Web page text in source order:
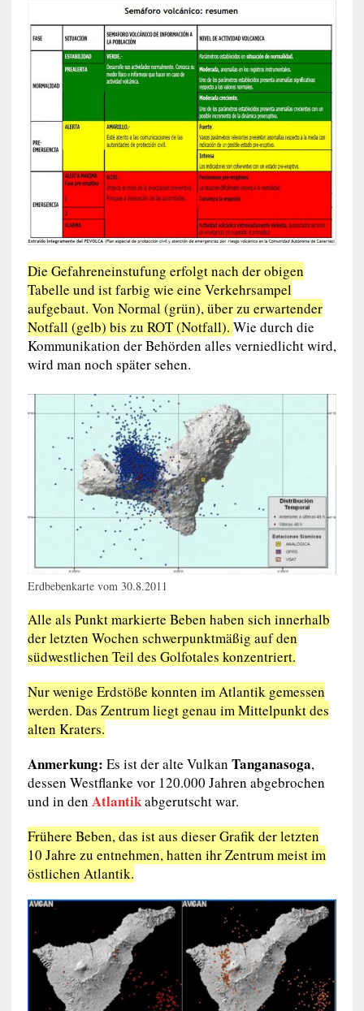
Die Gefahreneinstufung erfolgt nach der obigen
Tabelle und ist farbig wie eine Verkehrsampel
aufgebaut. Von Normal (grün), über zu erwartender
Notfall (gelb) bis zu ROT (Notfall). Wie durch die
Kommunikation der Behörden alles verniedlicht wird,
wird man noch später sehen.
Erdbebenkarte vom 30.8.2011
Alle als Punkt markierte Beben haben sich innerhalb
der letzten Wochen schwerpunktmäßig auf den
südwestlichen Teil des Golfotales konzentriert.
Nur wenige Erdstöße konnten im Atlantik gemessen
werden. Das Zentrum liegt genau im Mittelpunkt des
alten Kraters.
Anmerkung: Es ist der alte Vulkan Tanganasoga,
dessen Westflanke vor 120.000 Jahren abgebrochen
und in den Atlantikabgerutscht war.
Frühere Beben, das ist aus dieser Grafik der letzten
10 Jahre zu entnehmen, hatten ihr Zentrum meist im
östlichen Atlantik.